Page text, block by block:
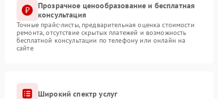
Прозрачное ценообразование и бесплатная
консультация
Точные прайс-листы, предварительная оценка стоимости
ремонта, отсутствие скрытых платежей и возможность
бесплатной консультации по телефону или онлайн на
сайте
Широкий спектр услуг